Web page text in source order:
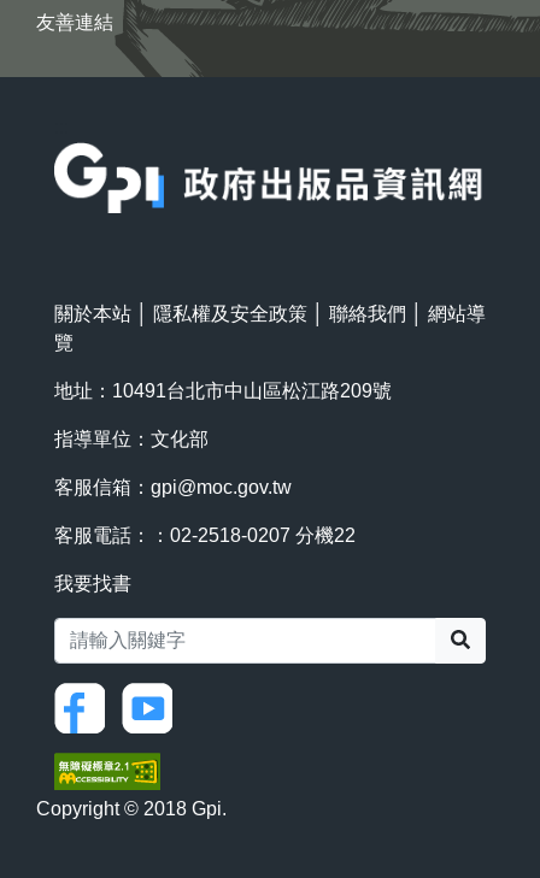
友善連結
關於本站 隱私權及安全政策 聯絡我們
網站導
覽
地址：10491台北市中山區松江路209號
指導單位：文化部
客服信箱： gpi@moc.gov.tw
客服電話：：02-2518-0207 分機22
我要找書
Copyright © 2018 Gpi.